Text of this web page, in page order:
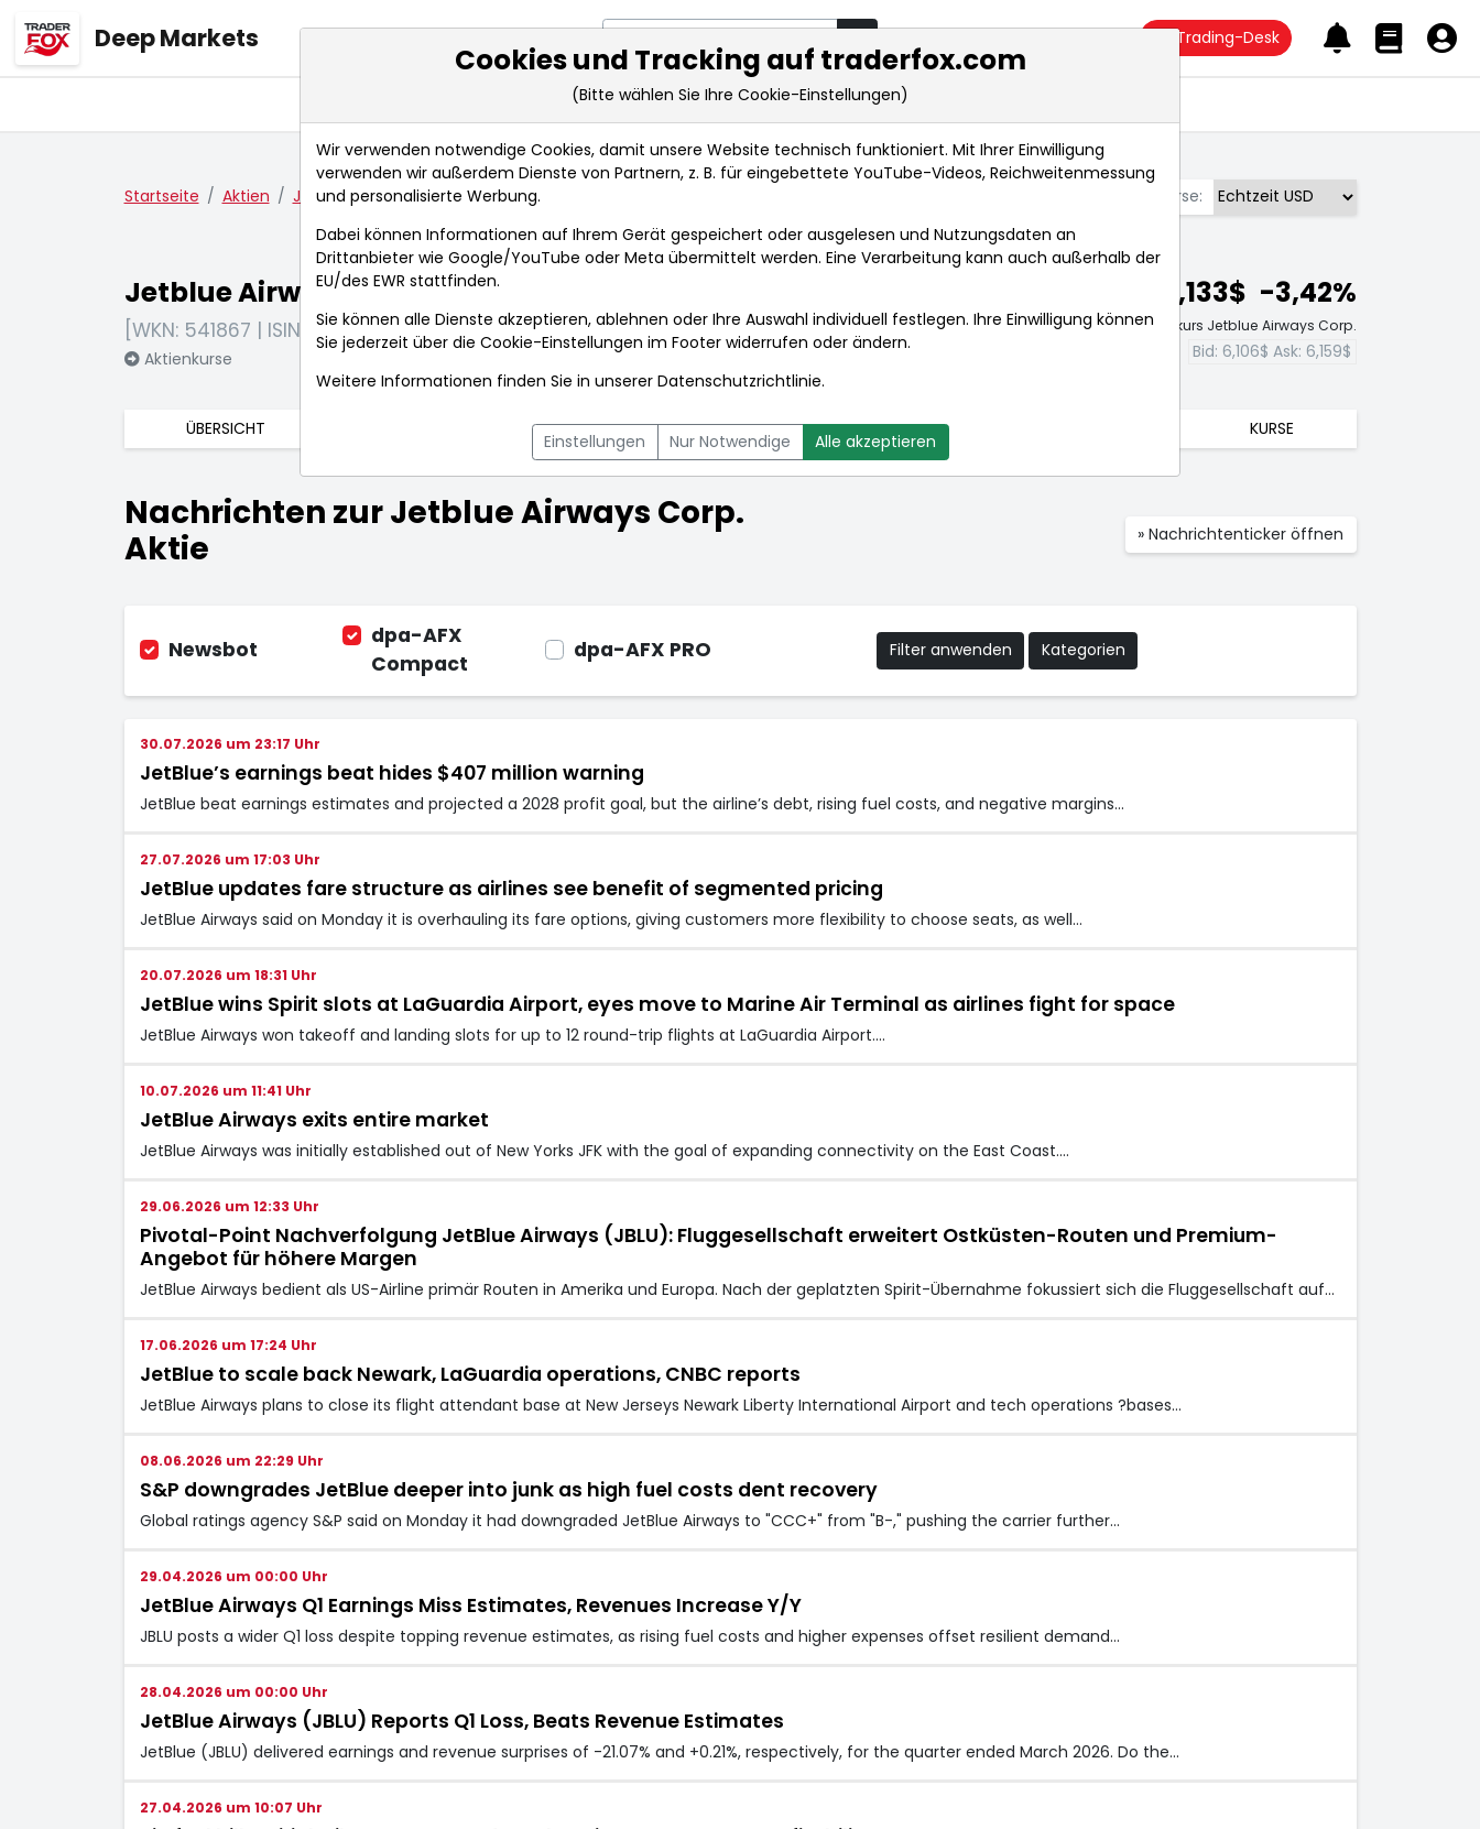
Deep Markets Trading-Desk
Markt-Analysen Market Tools Realtimekurse Nachrichten
Startseite Aktien Jetblue Airways Corp. Nachrichten Börse:
Jetblue Airways Corp.
[WKN: 541867 | ISIN: US4771431016]
Aktienkurse
6,133$ -3,42%
Echtzeit-Aktienkurs Jetblue Airways Corp.
Bid: 6,106$ Ask: 6,159$
ÜBERSICHT NACHRICHTEN CHARTTOOL KURSE
Nachrichten zur Jetblue Airways Corp.
Aktie
» Nachrichtenticker öffnen
Newsbot
dpa-AFX
Compact
dpa-AFX PRO Filter anwenden Kategorien
30.07.2026 um 23:17 Uhr
JetBlue’s earnings beat hides $407 million warning
JetBlue beat earnings estimates and projected a 2028 profit goal, but the airline’s debt, rising fuel costs, and negative margins…
27.07.2026 um 17:03 Uhr
JetBlue updates fare structure as airlines see benefit of segmented pricing
JetBlue Airways said on Monday it is overhauling its fare options, giving customers more flexibility to choose seats, as well…
20.07.2026 um 18:31 Uhr
JetBlue wins Spirit slots at LaGuardia Airport, eyes move to Marine Air Terminal as airlines fight for space
JetBlue Airways won takeoff and landing slots for up to 12 round-trip flights at LaGuardia Airport.…
10.07.2026 um 11:41 Uhr
JetBlue Airways exits entire market
JetBlue Airways was initially established out of New Yorks JFK with the goal of expanding connectivity on the East Coast.…
29.06.2026 um 12:33 Uhr
Pivotal-Point Nachverfolgung JetBlue Airways (JBLU): Fluggesellschaft erweitert Ostküsten-Routen und Premium-
Angebot für höhere Margen
JetBlue Airways bedient als US-Airline primär Routen in Amerika und Europa. Nach der geplatzten Spirit-Übernahme fokussiert sich die Fluggesellschaft auf…
17.06.2026 um 17:24 Uhr
JetBlue to scale back Newark, LaGuardia operations, CNBC reports
JetBlue Airways plans to close its flight attendant base at New Jerseys Newark Liberty International Airport and tech operations ?bases…
08.06.2026 um 22:29 Uhr
S&P downgrades JetBlue deeper into junk as high fuel costs dent recovery
Global ratings agency S&P said on Monday it had downgraded JetBlue Airways to "CCC+" from "B-," pushing the carrier further…
29.04.2026 um 00:00 Uhr
JetBlue Airways Q1 Earnings Miss Estimates, Revenues Increase Y/Y
JBLU posts a wider Q1 loss despite topping revenue estimates, as rising fuel costs and higher expenses offset resilient demand…
28.04.2026 um 00:00 Uhr
JetBlue Airways (JBLU) Reports Q1 Loss, Beats Revenue Estimates
JetBlue (JBLU) delivered earnings and revenue surprises of -21.07% and +0.21%, respectively, for the quarter ended March 2026. Do the…
27.04.2026 um 10:07 Uhr
Cookies und Tracking auf traderfox.com
(Bitte wählen Sie Ihre Cookie-Einstellungen)
Wir verwenden notwendige Cookies, damit unsere Website technisch funktioniert. Mit Ihrer Einwilligung
verwenden wir außerdem Dienste von Partnern, z. B. für eingebettete YouTube-Videos, Reichweitenmessung
und personalisierte Werbung.
Dabei können Informationen auf Ihrem Gerät gespeichert oder ausgelesen und Nutzungsdaten an
Drittanbieter wie Google/YouTube oder Meta übermittelt werden. Eine Verarbeitung kann auch außerhalb der
EU/des EWR stattfinden.
Sie können alle Dienste akzeptieren, ablehnen oder Ihre Auswahl individuell festlegen. Ihre Einwilligung können
Sie jederzeit über die Cookie-Einstellungen im Footer widerrufen oder ändern.
Weitere Informationen finden Sie in unserer Datenschutzrichtlinie.
Einstellungen Nur Notwendige Alle akzeptieren